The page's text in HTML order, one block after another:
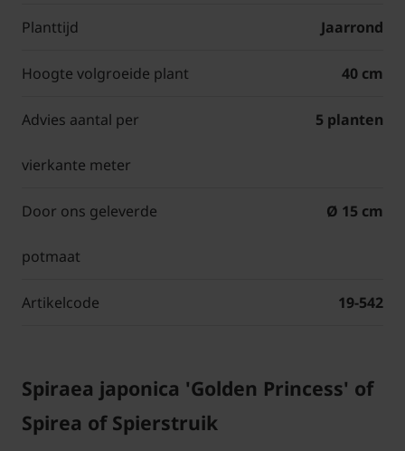
Planttijd Jaarrond
Hoogte volgroeide plant 40 cm
Advies aantal per
vierkante meter
5 planten
Door ons geleverde
potmaat
Ø 15 cm
Artikelcode 19-542
Spiraea japonica 'Golden Princess' of
Spirea of Spierstruik